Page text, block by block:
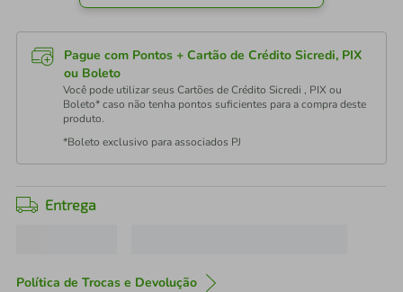
Pague com Pontos + Cartão de Crédito Sicredi, PIX
ou Boleto
Você pode utilizar seus Cartões de Crédito Sicredi , PIX ou
Boleto* caso não tenha pontos suficientes para a compra deste
produto.
*Boleto exclusivo para associados PJ
Entrega
Política de Trocas e Devolução